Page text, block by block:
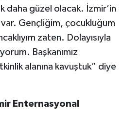
daha güzel olacak. İzmir’in
Gençliğim, çocukluğum
zaten. Dolayısıyla
Başkanımız
alanına kavuştuk” diye
Enternasyonal